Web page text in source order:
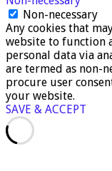
Non-necessary
Any cookies that
website to function
personal data via
are termed as non-
procure user
your website.
SAVE & ACCEPT